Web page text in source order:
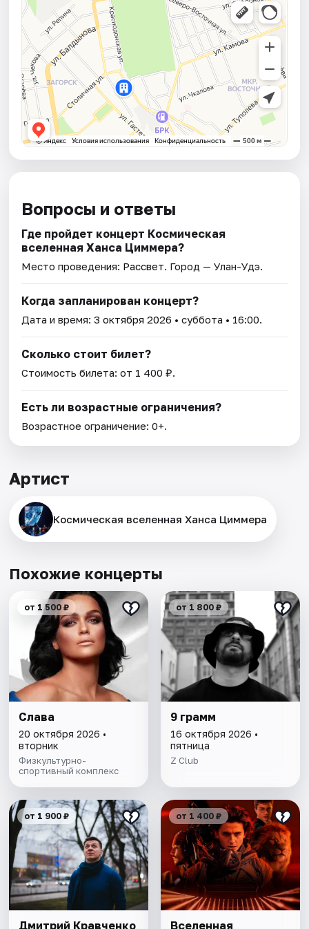
Вопросы и ответы
Где пройдет концерт Космическая
вселенная Ханса Циммера?
Место проведения: Рассвет. Город — Улан-Удэ.
Когда запланирован концерт?
Дата и время:3 октября 2026 • суббота • 16:00.
Сколько стоит билет?
Стоимость билета: от 1 400 ₽.
Есть ли возрастные ограничения?
Возрастное ограничение: 0+.
Артист
Космическая вселенная Ханса Циммера
Похожие концерты
от 1 500 ₽
Слава
20 октября 2026 •
вторник
Физкультурно-
спортивный комплекс
от 1 800 ₽
9 грамм
16 октября 2026 •
пятница
Z Сlub
от 1 900 ₽
Дмитрий Кравченко
от 1 400 ₽
Вселенная